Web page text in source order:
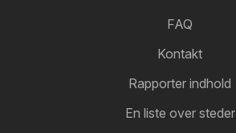
FAQ
Kontakt
Rapporter indhold
En liste over steder